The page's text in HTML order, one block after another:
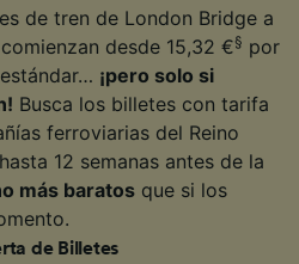
de tren de London Bridge a
desde 15,32 €§ por
¡pero solo si
Busca los billetes con tarifa
ferroviarias del Reino
12 semanas antes de la
más baratos que si los
de Billetes